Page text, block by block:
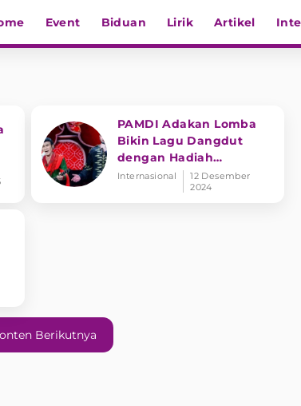
Event Biduan Lirik Artikel
PAMDI Adakan Lomba
Bikin Lagu Dangdut
dengan Hadiah
Fantastis, Rhoma Irama
Harapkan Dangdut
Internasional
12 Desember
2024
Berikutnya